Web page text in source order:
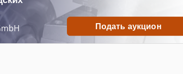
Подать аукцион